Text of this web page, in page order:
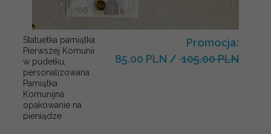
Statuetka pamiątka
Pierwszej Komunii
w pudełku,
personalizowana
Pamiątka
Komunijna
opakowanie na
pieniądze
Promocja:
85.00 PLN / 105.00 PLN